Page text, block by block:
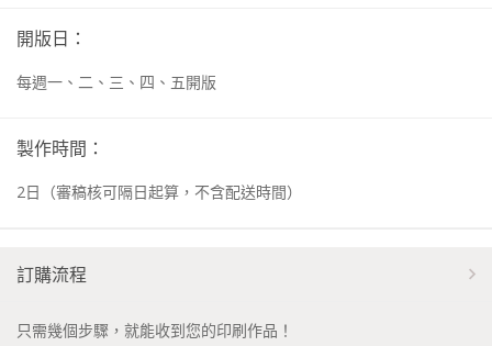
開版日：
每週一、二、三、四、五開版
製作時間：
2日 （審稿核可隔日起算，不含配送時間）
訂購流程
只需幾個步驟，就能收到您的印刷作品！